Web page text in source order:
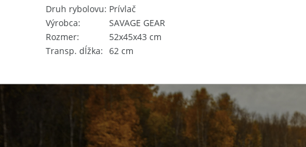
Druh rybolovu Prívlač
Výrobca
SAVAGE GEAR
Rozmer
52x45x43 cm
Transp. dĺžka
62 cm